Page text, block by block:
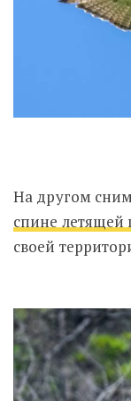
На другом
спине летящей
своей